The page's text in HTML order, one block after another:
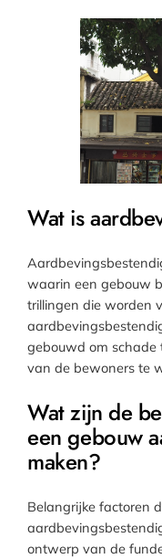
Wat is
waarin een gebouw
trillingen die worden
gebouwd om schade
van de bewoners te
Wat zijn de
een gebouw
maken?
Belangrijke factoren
ontwerp van de